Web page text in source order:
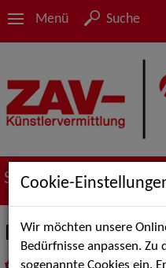
Menü Suche
Suche nach
Felician
Cookie-
Wir möchten unsere
Bedürfnisse anpassen. Zu